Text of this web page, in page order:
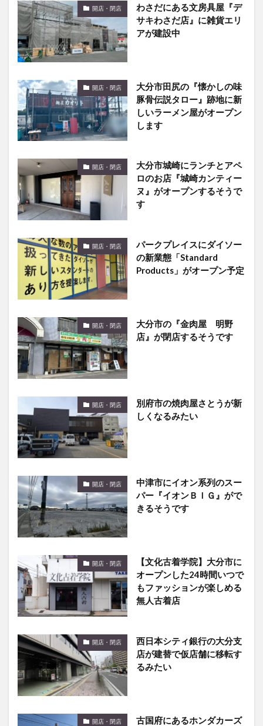
開店・閉店
わさだにある文房具屋『デ
サキわさだ店』に雑貨エリ
アが建設中
開店・閉店
大分市田尻の『懐かしの味
豚骨伝説タロー』跡地に新
しいラーメン屋がオープン
します
開店・閉店
大分市城崎にランチとアペ
ロのお店『城崎カンティー
ヌ』がオープンするそうで
す
開店・閉店
パークプレイスにダイソー
の新業態「Standard
Products」がオープン予定
開店・閉店
大分市の『金肉屋 明野
店』が閉店するそうです
開店・閉店
別府市の焼肉屋さとうが新
しくなるみたい
開店・閉店
中津市にイオン系列のスー
パー『イオンＢＩＧ』がで
きるそうです
開店・閉店
【文化古着学院】大分市に
オープンした24時間いつで
もファッションが楽しめる
無人古着店
開店・閉店
西日本シティ銀行の大分支
店が建替で仮店舗に移転す
るみたい
開店・閉店
古国府にあるホンダカーズ